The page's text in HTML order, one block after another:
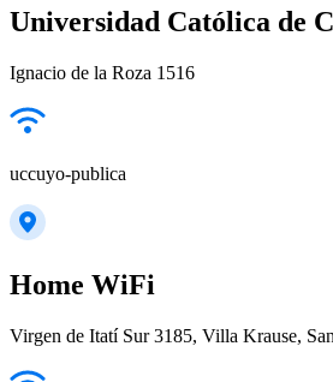
Universidad Católica de
Ignacio de la Roza 1516
uccuyo-publica
Home WiFi
Virgen de Itatí Sur 3185, Villa Krause,